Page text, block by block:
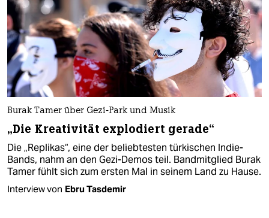
Burak Tamer über Gezi-Park und Musik
„Die Kreativität explodiert gerade“
Die „Replikas“, eine der beliebtesten türkischen Indie-
Bands, nahm an den Gezi-Demos teil. Bandmitglied Burak
Tamer fühlt sich zum ersten Mal in seinem Land zu Hause.
Interview von Ebru Tasdemir